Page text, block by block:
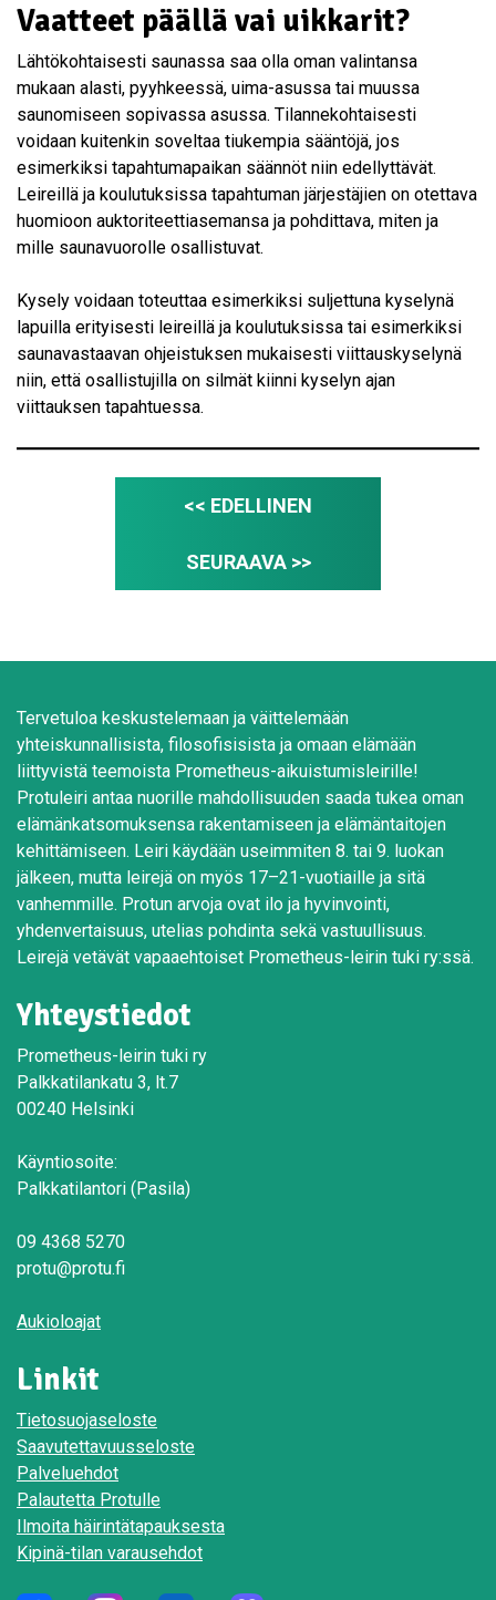
Vaatteet päällä vai uikkarit?
Lähtökohtaisesti saunassa saa olla oman valintansa
mukaan alasti, pyyhkeessä, uima-asussa tai muussa
saunomiseen sopivassa asussa. Tilannekohtaisesti
voidaan kuitenkin soveltaa tiukempia sääntöjä, jos
esimerkiksi tapahtumapaikan säännöt niin edellyttävät.
Leireillä ja koulutuksissa tapahtuman järjestäjien on otettava
huomioon auktoriteettiasemansa ja pohdittava, miten ja
mille saunavuorolle osallistuvat.
Kysely voidaan toteuttaa esimerkiksi suljettuna kyselynä
lapuilla erityisesti leireillä ja koulutuksissa tai esimerkiksi
saunavastaavan ohjeistuksen mukaisesti viittauskyselynä
niin, että osallistujilla on silmät kiinni kyselyn ajan
viittauksen tapahtuessa.
<< EDELLINEN
SEURAAVA >>
Tervetuloa keskustelemaan ja väittelemään
yhteiskunnallisista, filosofisisista ja omaan elämään
liittyvistä teemoista Prometheus-aikuistumisleirille!
Protuleiri antaa nuorille mahdollisuuden saada tukea oman
elämänkatsomuksensa rakentamiseen ja elämäntaitojen
kehittämiseen. Leiri käydään useimmiten 8. tai 9. luokan
jälkeen, mutta leirejä on myös 17–21-vuotiaille ja sitä
vanhemmille. Protun arvoja ovat ilo ja hyvinvointi,
yhdenvertaisuus, utelias pohdinta sekä vastuullisuus.
Leirejä vetävät vapaaehtoiset Prometheus-leirin tuki ry:ssä.
Yhteystiedot
Prometheus-leirin tuki ry
Palkkatilankatu 3, lt.7
00240 Helsinki
Käyntiosoite:
Palkkatilantori (Pasila)
09 4368 5270
protu@protu.fi
Aukioloajat
Linkit
Tietosuojaseloste
Saavutettavuusseloste
Palveluehdot
Palautetta Protulle
Ilmoita häirintätapauksesta
Kipinä-tilan varausehdot